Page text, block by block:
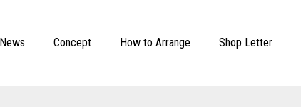
News Concept How to Arrange Shop Letter